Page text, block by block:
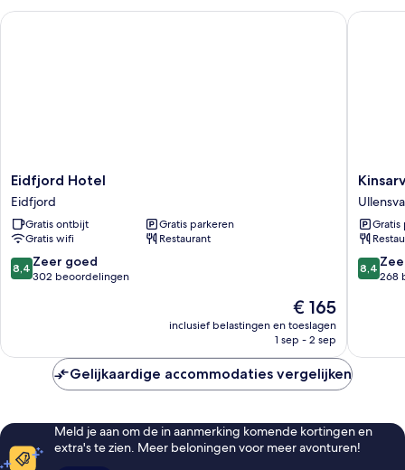
eenpersoonsbedden
Eidfjord
Hotel
Eidfjord
Eidfjord Hotel
Eidfjord
Gratis ontbijt
Gratis parkeren
Gratis wifi
Restaurant
8.4
van
beoordelingen
8,4 Zeer goed
302 beoordelingen
De
prijs
is
€ 165
inclusief belastingen en toeslagen
1 sep - 2 sep
Eidfjord Hotel
BW
Gratis
8.4
van
8,4
268
Gelijkaardige accommodaties vergelijken
Meld je aan om de in aanmerking komende kortingen en
extra's te zien. Meer beloningen voor meer avonturen!